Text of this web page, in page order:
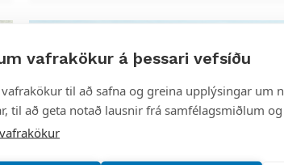
vafrakökur á þessari vefsíðu
til að safna og greina upplýsingar um
til að geta notað lausnir frá samfélagsmiðlum